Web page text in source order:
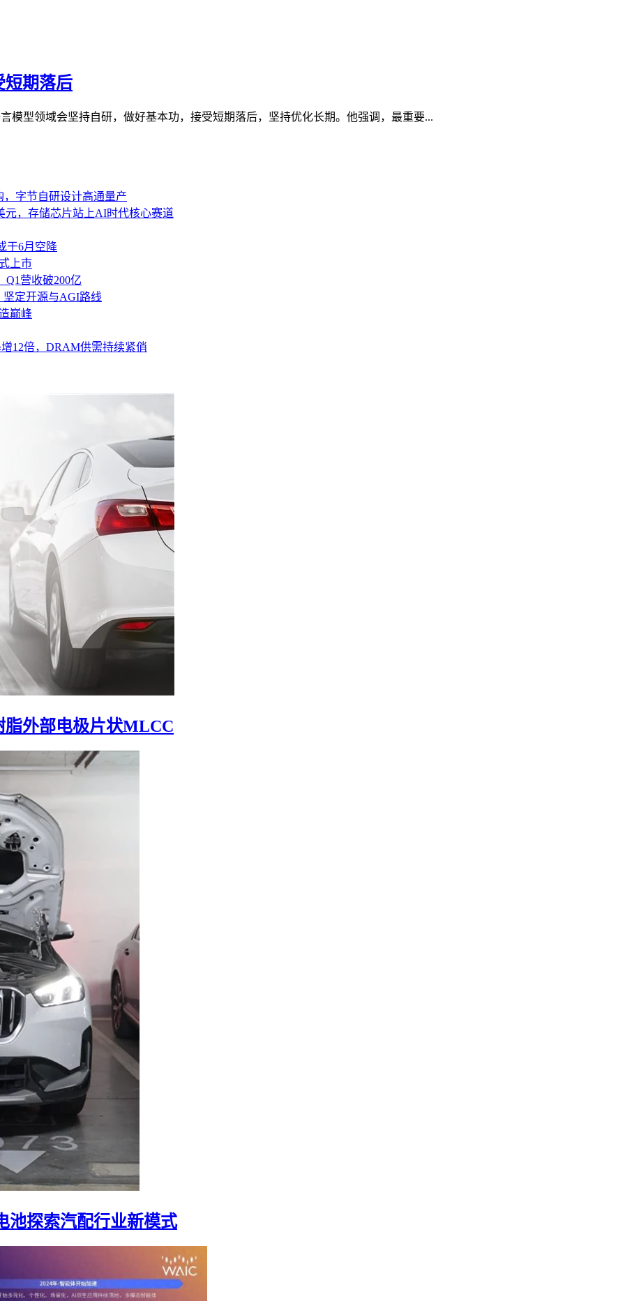
短期落后
模型领域会坚持自研，做好基本功，接受短期落后，坚持优化长期。他强调，最重要...
字节自研设计高通量产
元，存储芯片站上AI时代核心赛道
于6月空降
上市
Q1营收破200亿
坚定开源与AGI路线
巅峰
12倍，DRAM供需持续紧俏
脂外部电极片状MLCC
池探索汽配行业新模式